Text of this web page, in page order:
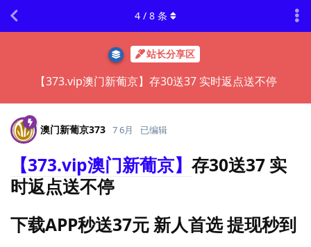
站长分享区
【373.vip澳门新葡京】存30送37 实时返点送不停
4 / 8 条
澳门新葡京373 7 6月 已编辑
【373.vip澳门新葡京】 存30送37 实
时返点送不停
下载APP秒送37元 新人首选 提现秒到